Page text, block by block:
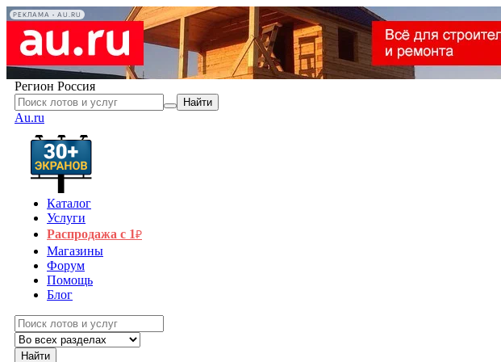
РЕКЛАМА • AU.RU
Регион Россия
Найти
Au.ru
Каталог
Услуги
Распродажа с 1₽
Магазины
Форум
Помощь
Блог
Найти